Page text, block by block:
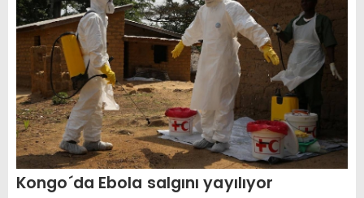
Kongo´da Ebola salgını yayılıyor